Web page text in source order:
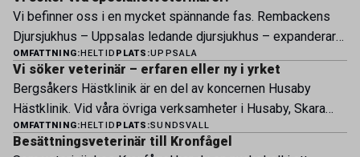
Vi befinner oss i en mycket spännande fas. Rembackens
Djursjukhus – Uppsalas ledande djursjukhus – expanderar
nu sin specialistverksamhet och söker legitimerade
veterinärer med specialistkompetens som vill vara med
och forma vårt nästa kapitel. Hos oss möter du ett
engagerat team, moderna faciliteter och verkliga
möjligheter att bedriva avancerad djursjukvård. Vad vi
OMFATTNING: HELTID PLATS:UPPSALA
Vi söker veterinär – erfaren eller ny i yrket
Bergsåkers Hästklinik är en del av koncernen Husaby
Hästklinik. Vid våra övriga verksamheter i Husaby, Skara
och Bjertorp jobbar idag ett 60-tal medarbetare. Om kliniken
Bergsåkers Hästklinik bedriver veterinärverksamhet i en
OMFATTNING: HELTID PLATS:SUNDSVALL
Besättningsveterinär till Kronfågel